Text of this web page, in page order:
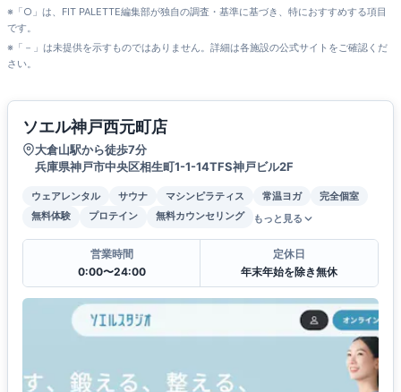
※「○」は、FIT PALETTE編集部が独自の調査・基準に基づき、特におすすめする項目
です。
※「－」は未提供を示すものではありません。詳細は各施設の公式サイトをご確認くだ
さい。
ソエル神戸西元町店
大倉山駅から徒歩7分
兵庫県神戸市中央区相生町1-1-14TFS神戸ビル2F
ウェアレンタル サウナ マシンピラティス 常温ヨガ
完全個室
無料体験
プロテイン 無料カウンセリング もっと見る
営業時間
0:00〜24:00
定休日
年末年始を除き無休